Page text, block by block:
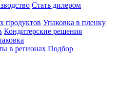
Стать дилером
продуктов Упаковка в пленку
Кондитерские решения
в регионах Подбор